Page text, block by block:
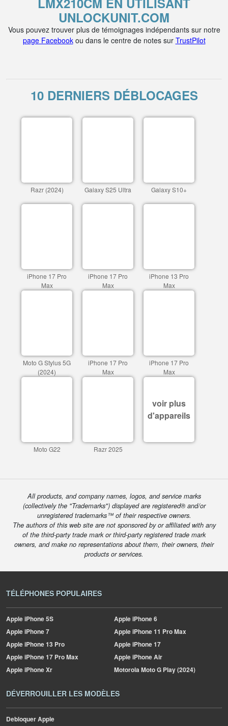
UNLOCKUNIT.COM
Vous pouvez trouver plus de témoignages indépendants sur notre
page Facebookou dans le centre de notes sur TrustPilot
10 DERNIERS DÉBLOCAGES
Razr (2024) Galaxy S25 Ultra Galaxy S10+
iPhone 17 Pro
Max
iPhone 17 Pro
Max
iPhone 13 Pro
Max
Moto G Stylus 5G
(2024)
iPhone 17 Pro
Max
iPhone 17 Pro
Max
Moto G22 Razr 2025
voir plus
d'appareils
All products, and company names, logos, and service marks
(collectively the "Trademarks") displayed are registered® and/or
unregistered trademarks™ of their respective owners.
The authors of this web site are not sponsored by or affiliated with any
of the third-party trade mark or third-party registered trade mark
owners, and make no representations about them, their owners, their
products or services.
TÉLÉPHONES POPULAIRES
AppleiPhone 5S AppleiPhone 6
AppleiPhone 7 AppleiPhone 11 Pro Max
AppleiPhone 13 Pro AppleiPhone 17
AppleiPhone 17 Pro Max AppleiPhone Air
AppleiPhone Xr MotorolaMoto G Play (2024)
DÉVERROUILLER LES MODÈLES
Debloquer Apple